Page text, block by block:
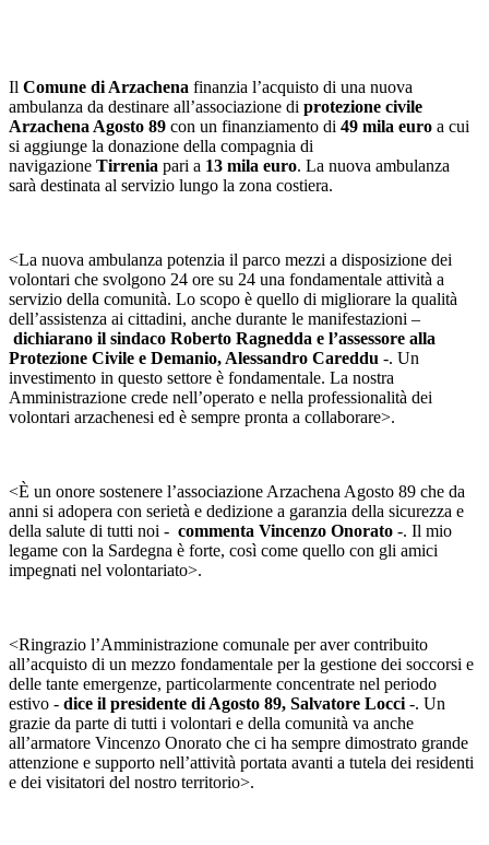
Il Comune di Arzachena finanzia l’acquisto di una nuova
ambulanza da destinare all’associazione di protezione civile
Arzachena Agosto 89 con un finanziamento di 49 mila euro a cui
si aggiunge la donazione della compagnia di
navigazione Tirrenia pari a 13 mila euro. La nuova ambulanza
sarà destinata al servizio lungo la zona costiera.
<La nuova ambulanza potenzia il parco mezzi a disposizione dei
volontari che svolgono 24 ore su 24 una fondamentale attività a
servizio della comunità. Lo scopo è quello di migliorare la qualità
dell’assistenza ai cittadini, anche durante le manifestazioni –
dichiarano il sindaco Roberto Ragnedda e l’assessore alla
Protezione Civile e Demanio, Alessandro Careddu -. Un
investimento in questo settore è fondamentale. La nostra
Amministrazione crede nell’operato e nella professionalità dei
volontari arzachenesi ed è sempre pronta a collaborare>.
<È un onore sostenere l’associazione Arzachena Agosto 89 che da
anni si adopera con serietà e dedizione a garanzia della sicurezza e
della salute di tutti noi - commenta Vincenzo Onorato -. Il mio
legame con la Sardegna è forte, così come quello con gli amici
impegnati nel volontariato>.
<Ringrazio l’Amministrazione comunale per aver contribuito
all’acquisto di un mezzo fondamentale per la gestione dei soccorsi e
delle tante emergenze, particolarmente concentrate nel periodo
estivo - dice il presidente di Agosto 89, Salvatore Locci -. Un
grazie da parte di tutti i volontari e della comunità va anche
all’armatore Vincenzo Onorato che ci ha sempre dimostrato grande
attenzione e supporto nell’attività portata avanti a tutela dei residenti
e dei visitatori del nostro territorio>.